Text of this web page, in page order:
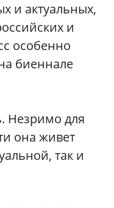
и актуальных,
и
особенно
биеннале
Незримо для
она живет
так и